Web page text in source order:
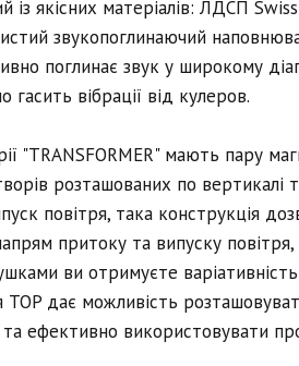
із якісних матеріалів: ЛДСП
звукопоглинаючий
поглинає звук у широкому
гасить вібрації від кулеров.
"TRANSFORMER" мають пару
розташованих по вертикалі
повітря, така конструкція
притоку та випуску
ви отримуєте
TOP дає можливість
ефективно використовувати